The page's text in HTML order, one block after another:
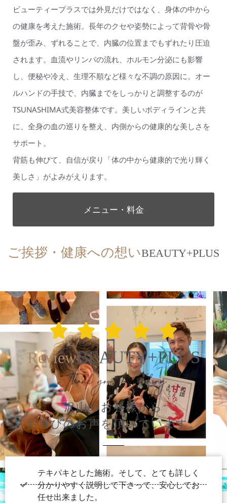
ビューティープラスでは外見だけではなく、身体の中から
の健康を考えた施術。長年のクセや姿勢によって背骨や骨
盤が歪み、ずれることで、内臓の位置までもずれたり圧迫
されます。血流やリンパの流れ、ホルモン分泌にも影響
し、便秘や冷え、生理不順など様々な不調の原因に。オー
ルハンドの手技で、内臓までをしっかりと調整するのが
TSUNASHIMA式美容整体です。美しいボディラインと共
に、全身の血の巡りを整え、内側からの健康的な美しさを
サポート。
背筋も伸びて、自信が戻り「体の中から健康的で光り輝く
美しさ」がよみがえります。
メニュー・料金
ご挨拶・健康への想いBEAUTY+PLUS
    
ReviewBEAUTY+PLUS
沢山のお客様から
お喜びのお声を頂いています。
テキパキとした施術。そして、とても詳しく
分かりやすく説明して下さって、安心してお
任せ出来ました。